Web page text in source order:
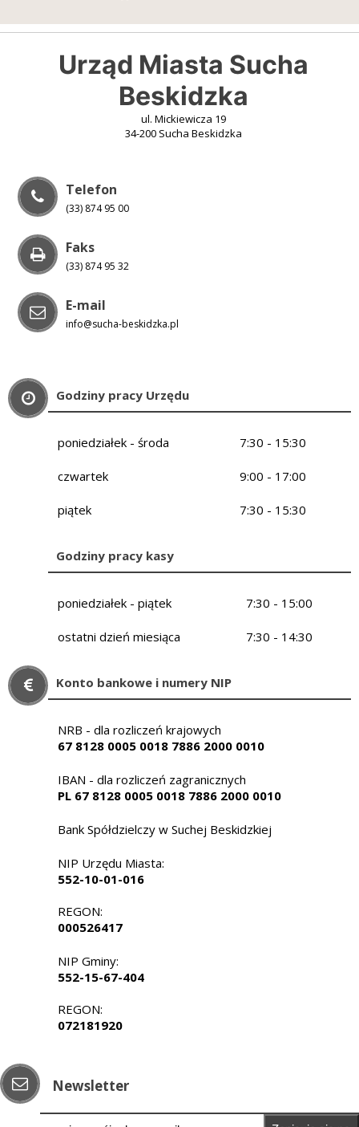
Urząd Miasta Sucha
Beskidzka
ul. Mickiewicza 19
34-200 Sucha Beskidzka
Telefon
(33) 874 95 00
Faks
(33) 874 95 32
E-mail
info@sucha-beskidzka.pl
Godziny pracy Urzędu
poniedziałek - środa 7:30 - 15:30
czwartek 9:00 - 17:00
piątek 7:30 - 15:30
Godziny pracy kasy
poniedziałek - piątek 7:30 - 15:00
ostatni dzień miesiąca 7:30 - 14:30
Konto bankowe i numery NIP
NRB - dla rozliczeń krajowych
67 8128 0005 0018 7886 2000 0010
IBAN - dla rozliczeń zagranicznych
PL 67 8128 0005 0018 7886 2000 0010
Bank Spółdzielczy w Suchej Beskidzkiej
NIP Urzędu Miasta:
552-10-01-016
REGON:
000526417
NIP Gminy:
552-15-67-404
REGON:
072181920
Newsletter